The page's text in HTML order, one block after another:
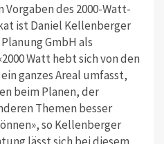
des 2000-Watt-
ist Daniel Kellenberger
GmbH als
Watt hebt sich von den
ganzes Areal umfasst,
beim Planen, der
Themen besser
so Kellenberger